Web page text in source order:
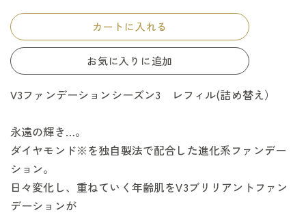
カートに入れる
お気に入りに追加
V3ファンデーションシーズン3 レフィル(詰め替え）
永遠の輝き…。
ダイヤモンド※を独自製法で配合した進化系ファンデー
ション。
日々変化し、重ねていく年齢肌をV3ブリリアントファン
デーションが